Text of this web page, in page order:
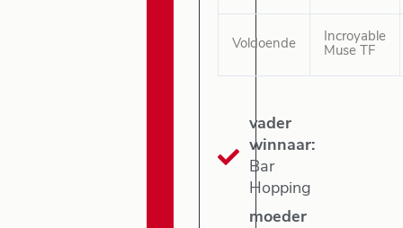
Voldoende
Incroyable
Muse TF
vader
winnaar:
Bar
Hopping
moeder